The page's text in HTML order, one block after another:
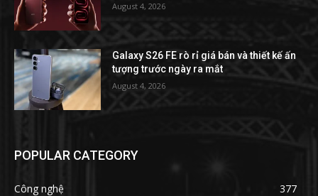
August 4, 2026
Galaxy S26 FE rò rỉ giá bán và thiết kế ấn
tượng trước ngày ra mắt
August 4, 2026
POPULAR CATEGORY
Công nghệ
377